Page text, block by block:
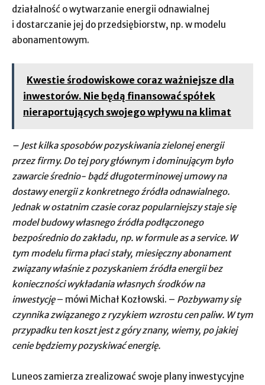
działalność o wytwarzanie energii odnawialnej
i dostarczanie jej do przedsiębiorstw, np. w modelu
abonamentowym.
Kwestie środowiskowe coraz ważniejsze dla
inwestorów. Nie będą finansować spółek
nieraportujących swojego wpływu na klimat
– Jest kilka sposobów pozyskiwania zielonej energii
przez firmy. Do tej pory głównym i dominującym było
zawarcie średnio- bądź długoterminowej umowy na
dostawy energii z konkretnego źródła odnawialnego.
Jednak w ostatnim czasie coraz popularniejszy staje się
model budowy własnego źródła podłączonego
bezpośrednio do zakładu, np. w formule as a service. W
tym modelu firma płaci stały, miesięczny abonament
związany właśnie z pozyskaniem źródła energii bez
konieczności wykładania własnych środków na
inwestycję– mówi Michał Kozłowski. – Pozbywamy się
czynnika związanego z ryzykiem wzrostu cen paliw. W tym
przypadku ten koszt jest z góry znany, wiemy, po jakiej
cenie będziemy pozyskiwać energię.
Luneos zamierza zrealizować swoje plany inwestycyjne